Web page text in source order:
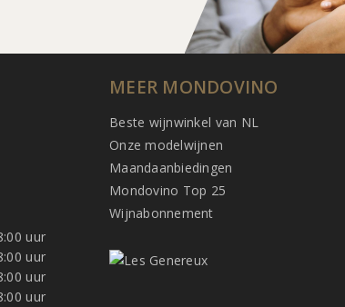
uur
uur
uur
uur
MEER MONDOVINO
Beste wijnwinkel van NL
Onze modelwijnen
Maandaanbiedingen
Mondovino Top 25
Wijnabonnement